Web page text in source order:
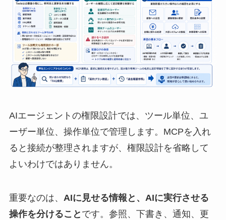
AIエージェントの権限設計では、ツール単位、ユ
ーザー単位、操作単位で管理します。MCPを入れ
ると接続が整理されますが、権限設計を省略して
よいわけではありません。
重要なのは、 AIに見せる情報と、AIに実行させる
操作を分けること です。参照、下書き、通知、更